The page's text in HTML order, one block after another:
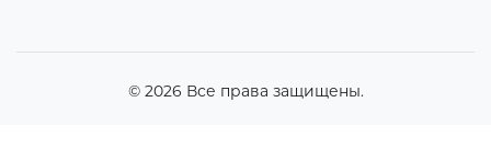
© 2026 Все права защищены.